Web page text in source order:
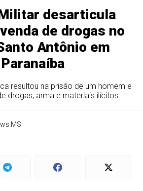
desarticula
de drogas no
Antônio em
Paranaíba
resultou na prisão de um homem e
drogas, arma e materiais ilícitos
MS